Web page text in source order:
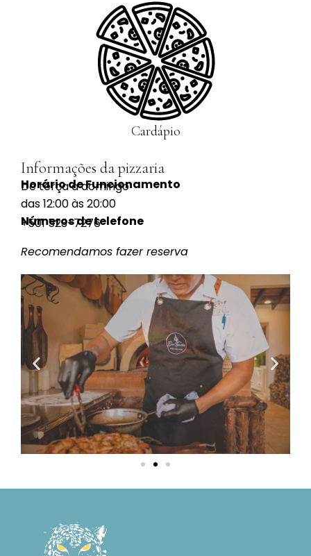
Cardápio
Informações da pizzaria
Horário de Funcionamento
De terça a domingo
das 12:00 às 20:00
Números de telefone
+501 523-7276
Recomendamos fazer reserva